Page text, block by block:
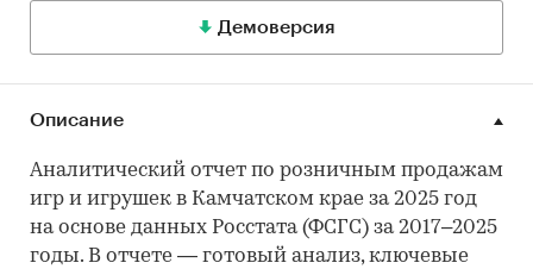
Демоверсия
Описание
Аналитический отчет по розничным продажам
игр и игрушек в Камчатском крае за 2025 год
на основе данных Росстата (ФСГС) за 2017–2025
годы. В отчете — готовый анализ, ключевые